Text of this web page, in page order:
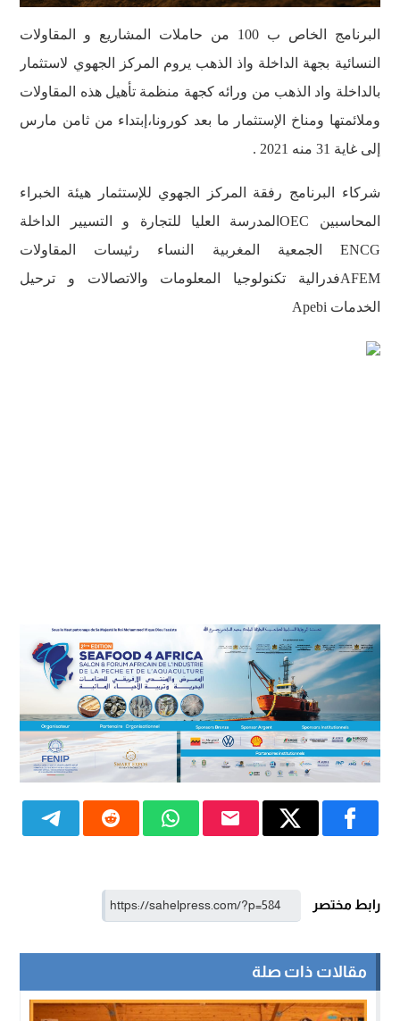
البرنامج الخاص ب 100 من حاملات المشاريع و المقاولات
النسائية بجهة الداخلة واذ الذهب يروم المركز الجهوي لاستثمار
بالداخلة واد الذهب من ورائه كجهة منظمة تأهيل هذه المقاولات
وملائمتها ومناخ الإستثمار ما بعد كورونا،إبتداء من ثامن مارس
إلى غاية 31 منه 2021 .
شركاء البرنامج رفقة المركز الجهوي للإستثمار هيئة الخبراء
المحاسبين OECالمدرسة العليا للتجارة و التسيير الداخلة
ENCG الجمعية المغربية النساء رئيسات المقاولات
AFEMفدرالية تكنولوجيا المعلومات والاتصالات و ترحيل
الخدمات Apebi
رابط مختصر
مقالات ذات صلة